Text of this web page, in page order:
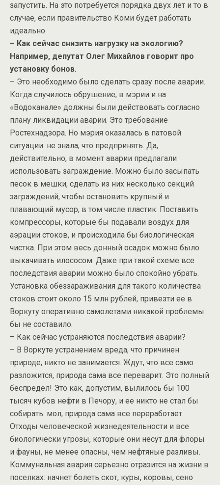
запустить. На это потребуется порядка двух лет и то в
случае, если правительство Коми будет работать
идеально.
– Как сейчас снизить нагрузку на экологию?
Например, депутат Олег Михайлов говорит про
установку бонов.
– Это необходимо было сделать сразу после аварии.
Когда случилось обрушение, в мэрии и на
«Водоканале» должны были действовать согласно
плану ликвидации аварии. Это требование
Ростехнадзора. Но мэрия оказалась в патовой
ситуации: не знала, что предпринять. Да,
действительно, в момент аварии предлагали
использовать заграждение. Можно было засыпать
песок в мешки, сделать из них несколько секций
заграждений, чтобы остановить крупный и
плавающий мусор, в том числе пластик. Поставить
компрессоры, которые бы подавали воздух для
аэрации стоков, и происходила бы биологическая
чистка. При этом весь донный осадок можно было
выкачивать илососом. Даже при такой схеме все
последствия аварии можно было спокойно убрать.
Установка обеззараживания для такого количества
стоков стоит около 15 млн рублей, привезти ее в
Воркуту оперативно самолетами никакой проблемы
бы не составило.
– Как сейчас устраняются последствия аварии?
– В Воркуте устранением вреда, что причинен
природе, никто не занимается. Ждут, что все само
разложится, природа сама все переварит. Это полный
беспредел! Это как, допустим, вылилось бы 100
тысяч кубов нефти в Печору, и ее никто не стал бы
собирать: мол, природа сама все переработает.
Отходы человеческой жизнедеятельности и все
биологически угрозы, которые они несут для флоры
и фауны, не менее опасны, чем нефтяные разливы.
Коммунальная авария серьезно отразится на жизни в
поселках: начнет болеть скот, куры, коровы, сено